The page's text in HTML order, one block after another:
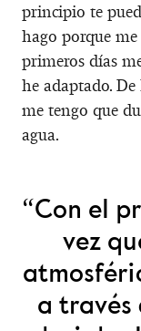
principio te
hago porque
primeros días
he adaptado.
me tengo que
agua.
“Con el
vez
a través